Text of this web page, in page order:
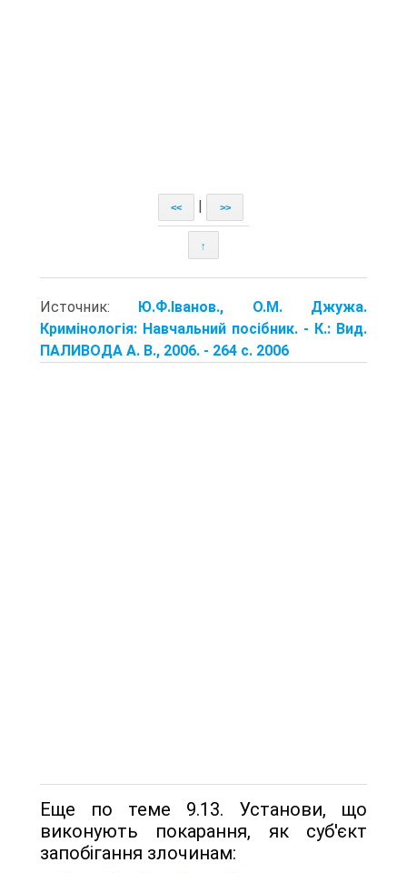
<< >>
↑
Источник: Ю.Ф.Іванов., О.М. Джужа.
Кримінологія: Навчальний посібник. - К.: Вид.
ПАЛИВОДА А. В., 2006. - 264 с. 2006
Еще по теме 9.13. Установи, що
виконують покарання, як суб'єкт
запобігання злочинам: